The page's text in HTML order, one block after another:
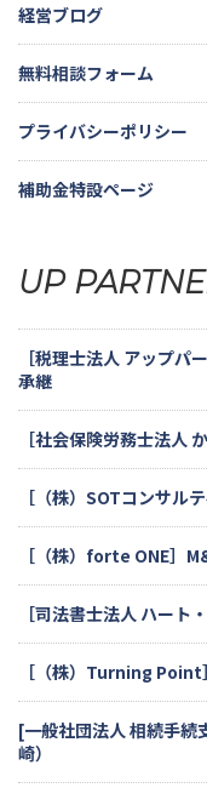
経営ブログ
無料相談フォーム
プライバシーポリシー
補助金特設ページ
UP
［税理士法人 アップパ
承継
［社会保険労務士法人
［（株）SOTコンサル
［（株）forte ONE］
［司法書士法人 ハート
［（株）Turning
[一般社団法人 相続手続
崎）